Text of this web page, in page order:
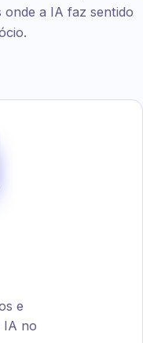
a IA faz sentido
e
IA no